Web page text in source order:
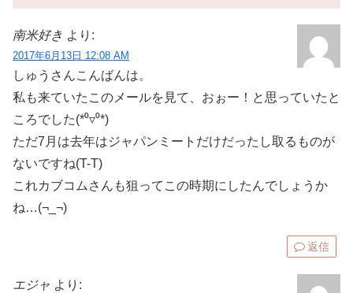
南米好き より:
2017年6月13日 12:08 AM
しゅうさんこんばんは。
私も来ていたこのメールを見て、おぉー！と思っていたと
ころでした(*⁰▿⁰*)
ただ7月は去年はジャパンミートだけだったし取るものが
ないですね(T-T)
これカブコムさんも狙ってこの時期にしたんでしょうか
ね…(¬_¬)
返信
エジャ より: